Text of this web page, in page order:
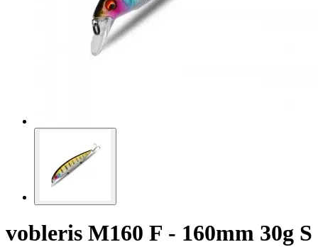
vobleris M160 F - 160mm 30g S